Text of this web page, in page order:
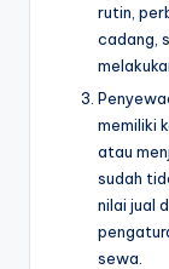
rutin,
cadang,
memiliki
atau
sudah
nilai jual
sewa.